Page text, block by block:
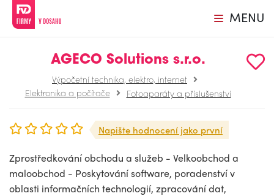
MENU
AGECO Solutions s.r.o.
Výpočetní technika, elektro, internet
Elektronika a počítače
Fotoaparáty a příslušenství
Napište hodnocení jako první
Zprostředkování obchodu a služeb - Velkoobchod a
maloobchod - Poskytování software, poradenství v
oblasti informačních technologií, zpracování dat,